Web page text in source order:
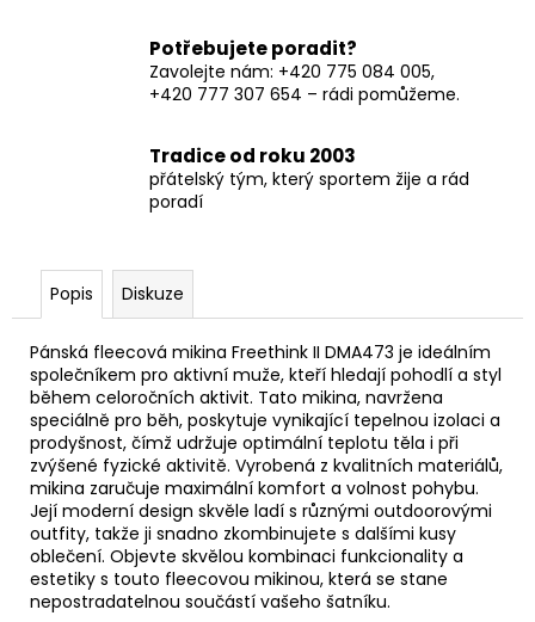
Potřebujete poradit?
Zavolejte nám: +420 775 084 005,
+420 777 307 654 – rádi pomůžeme.
Tradice od roku 2003
přátelský tým, který sportem žije a rád
poradí
Popis Diskuze
Pánská fleecová mikina Freethink II DMA473 je ideálním
společníkem pro aktivní muže, kteří hledají pohodlí a styl
během celoročních aktivit. Tato mikina, navržena
speciálně pro běh, poskytuje vynikající tepelnou izolaci a
prodyšnost, čímž udržuje optimální teplotu těla i při
zvýšené fyzické aktivitě. Vyrobená z kvalitních materiálů,
mikina zaručuje maximální komfort a volnost pohybu.
Její moderní design skvěle ladí s různými outdoorovými
outfity, takže ji snadno zkombinujete s dalšími kusy
oblečení. Objevte skvělou kombinaci funkcionality a
estetiky s touto fleecovou mikinou, která se stane
nepostradatelnou součástí vašeho šatníku.